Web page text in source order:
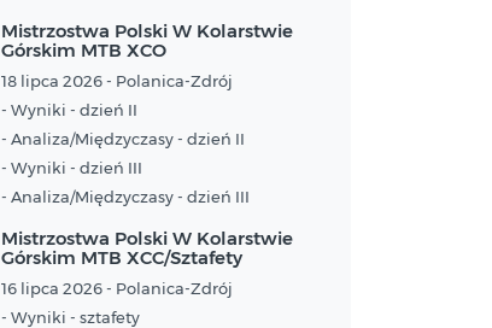
Mistrzostwa Polski W Kolarstwie
Górskim MTB XCO
18 lipca 2026 - Polanica-Zdrój
- Wyniki - dzień II
- Analiza/Międzyczasy - dzień II
- Wyniki - dzień III
- Analiza/Międzyczasy - dzień III
Mistrzostwa Polski W Kolarstwie
Górskim MTB XCC/Sztafety
16 lipca 2026 - Polanica-Zdrój
- Wyniki - sztafety